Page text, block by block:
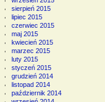
sierpień 2015
lipiec 2015
czerwiec 2015
maj 2015
kwiecień 2015
marzec 2015
luty 2015
styczeń 2015
grudzień 2014
listopad 2014
październik 2014